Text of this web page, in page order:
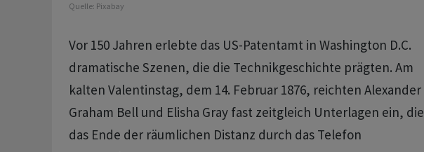
Quelle: Pixabay
Vor 150 Jahren erlebte das US-Patentamt in Washington D.C.
dramatische Szenen, die die Technikgeschichte prägten. Am
kalten Valentinstag, dem 14. Februar 1876, reichten Alexander
Graham Bell und Elisha Gray fast zeitgleich Unterlagen ein, die
das Ende der räumlichen Distanz durch das Telefon